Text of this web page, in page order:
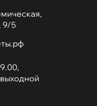
9/5
выходной